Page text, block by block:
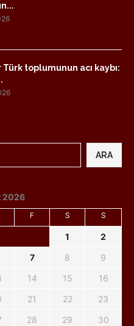
Türk toplumunun acı kaybı:
ARA
2026
F S S
1
2
7 8
9
14 15
16
21 22
23
28 29 30